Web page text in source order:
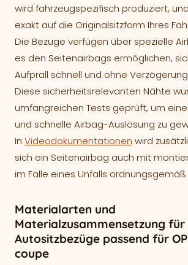
wird fahrzeugspezifisch produziert,
exakt auf die Originalsitzform Ihres
Die Bezüge verfügen über spezielle
es den Seitenairbags ermöglichen,
Aufprall schnell und ohne
Diese sicherheitsrelevanten Nähte
umfangreichen Tests geprüft, um
und schnelle Airbag-Auslösung zu
In Videodokumentationen wird
sich ein Seitenairbag auch mit
im Falle eines Unfalls
Materialarten und
Materialzusammensetzung für
Autositzbezüge passend für
coupe